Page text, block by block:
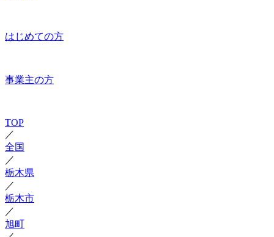
はじめての方
事業主の方
TOP
／
全国
／
栃木県
／
栃木市
／
旭町